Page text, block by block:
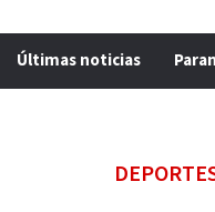
Últimas noticias